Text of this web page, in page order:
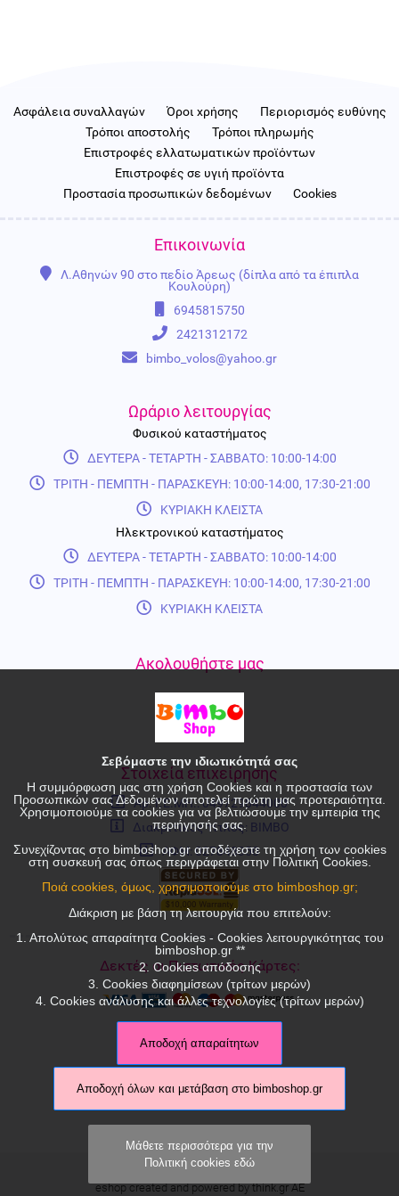
Σεβόμαστε την ιδιωτικότητά σας
Η συμμόρφωση μας στη χρήση Cookies και η προστασία των
Προσωπικών σας Δεδομένων αποτελεί πρώτη μας προτεραιότητα.
Χρησιμοποιούμε τα cookies για να βελτιώσουμε την εμπειρία της
περιήγησής σας.
Συνεχίζοντας στο bimboshop.gr αποδέχεστε τη χρήση των cookies
στη συσκευή σας όπως περιγράφεται στην Πολιτική Cookies.
Ποιά cookies, όμως, χρησιμοποιούμε στο bimboshop.gr;
Διάκριση με βάση τη λειτουργία που επιτελούν:
1. Απολύτως απαραίτητα Cookies - Cookies λειτουργικότητας του
bimboshop.gr **
2. Cookies απόδοσης
3. Cookies διαφημίσεων (τρίτων μερών)
4. Cookies ανάλυσης και άλλες τεχνολογίες (τρίτων μερών)
Αποδοχή απαραίτητων
Αποδοχή όλων και μετάβαση στο bimboshop.gr
Μάθετε περισσότερα για την
Πολιτική cookies εδώ
Ασφάλεια συναλλαγών Όροι χρήσης
Περιορισμός ευθύνης
Τρόποι αποστολής
Τρόποι πληρωμής
Επιστροφές ελλατωματικών προϊόντων
Επιστροφές σε υγιή προϊόντα
Προστασία προσωπικών δεδομένων
Cookies
Επικοινωνία
Λ.Αθηνών 90 στο πεδίο Άρεως (δίπλα από τα έπιπλα
Κουλούρη)
6945815750
2421312172
bimbo_volos@yahoo.gr
Ωράριο λειτουργίας
Φυσικού καταστήματος
ΔΕΥΤΕΡΑ - ΤΕΤΑΡΤΗ - ΣΑΒΒΑΤΟ: 10:00-14:00
ΤΡΙΤΗ - ΠΕΜΠΤΗ - ΠΑΡΑΣΚΕΥΗ: 10:00-14:00, 17:30-21:00
ΚΥΡΙΑΚΗ ΚΛΕΙΣΤΑ
Ηλεκτρονικού καταστήματος
ΔΕΥΤΕΡΑ - ΤΕΤΑΡΤΗ - ΣΑΒΒΑΤΟ: 10:00-14:00
ΤΡΙΤΗ - ΠΕΜΠΤΗ - ΠΑΡΑΣΚΕΥΗ: 10:00-14:00, 17:30-21:00
ΚΥΡΙΑΚΗ ΚΛΕΙΣΤΑ
Ακολουθήστε μας
Στοιχεία επιχείρησης
Αρ. Γ.Ε.ΜΗ.: 049729844000
Διακριτικός τίτλος: ΒΙΜΒΟ
ΑΦΜ: 027848350
Δεκτές οι Πιστωτικές Κάρτες:
© 2026 bimboshop.gr
eshop created and powered bythink.gr AE